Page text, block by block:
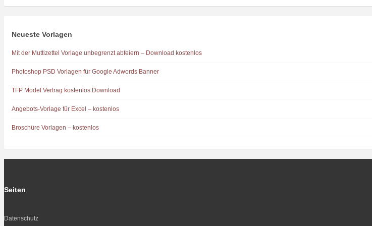
Neueste Vorlagen
Mit der Muttizettel Vorlage unbegrenzt abfeiern – Download kostenlos
Photoshop PSD Vorlagen für Google Adwords Banner
TFP Model Vertrag kostenlos Download
Angebots-Vorlage für Excel – kostenlos
Broschüre Vorlagen – kostenlos
Seiten
Datenschutz